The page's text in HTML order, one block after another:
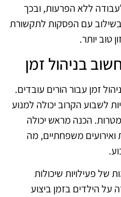
ללא הפרעות, ובכך
בשילוב עם הפסקות לתקשורת
טוב יותר.
בניהול זמן
זמן עבור הורים עובדים.
לשבוע הקרוב יכולה למנוע
הכנה מראש יכולה
ואירועים משפחתיים, מה
של פעילויות שיכולות
הילדים בזמן ביצוע